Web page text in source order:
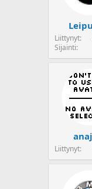
u
n
a
Liittynyt
Sijainti
Liittynyt